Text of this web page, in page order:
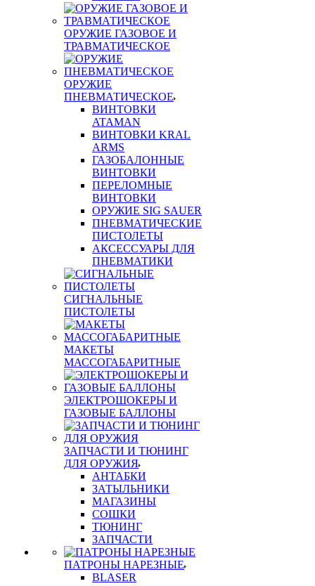
ОРУЖИЕ ГАЗОВОЕ И
ТРАВМАТИЧЕСКОЕ
ОРУЖИЕ
ПНЕВМАТИЧЕСКОЕ
ВИНТОВКИ
ATAMAN
ВИНТОВКИ KRAL
ARMS
ГАЗОБАЛОННЫЕ
ВИНТОВКИ
ПЕРЕЛОМНЫЕ
ВИНТОВКИ
ОРУЖИЕ SIG SAUER
ПНЕВМАТИЧЕСКИЕ
ПИСТОЛЕТЫ
АКСЕССУАРЫ ДЛЯ
ПНЕВМАТИКИ
СИГНАЛЬНЫЕ
ПИСТОЛЕТЫ
МАКЕТЫ
МАССОГАБАРИТНЫЕ
ЭЛЕКТРОШОКЕРЫ И
ГАЗОВЫЕ БАЛЛОНЫ
ЗАПЧАСТИ И ТЮНИНГ
ДЛЯ ОРУЖИЯ
АНТАБКИ
ЗАТЫЛЬНИКИ
МАГАЗИНЫ
СОШКИ
ТЮНИНГ
ЗАПЧАСТИ
ПАТРОНЫ НАРЕЗНЫЕ
BLASER